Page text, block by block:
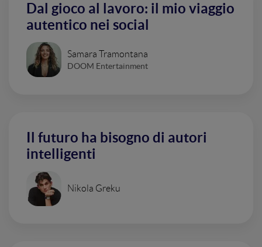
Dal gioco al lavoro: il mio viaggio
autentico nei social
Samara Tramontana
DOOM Entertainment
Il futuro ha bisogno di autori
intelligenti
Nikola Greku